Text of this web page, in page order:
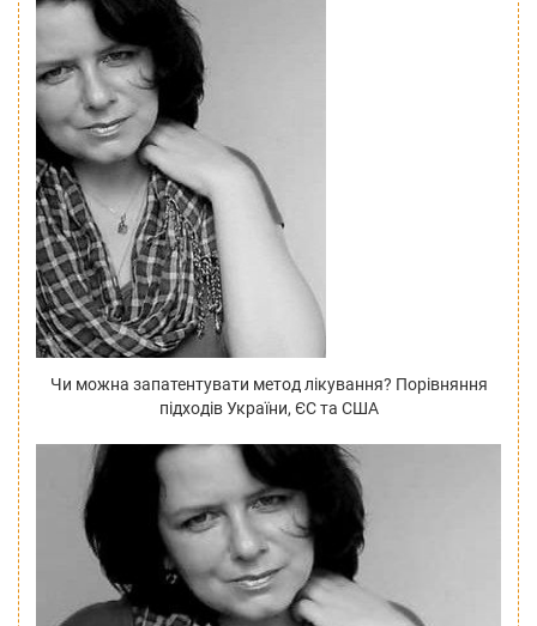
Чи можна запатентувати метод лікування? Порівняння
підходів України, ЄС та США